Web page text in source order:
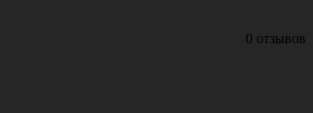
0 отзывов